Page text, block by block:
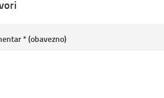
* (obavezno)